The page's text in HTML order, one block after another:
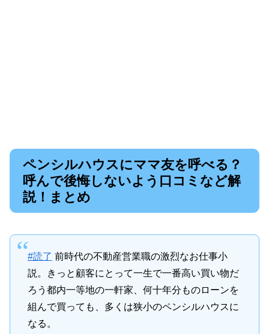
ペンシルハウスにママ友を呼べる？
呼んで後悔しないよう口コミなど解
説！まとめ
#読了 前時代の不動産営業職の激烈なお仕事小
説。きっと顧客にとって一生で一番高い買い物だ
ろう都内一等地の一軒家、何十年分ものローンを
組んで買っても、多くは狭小のペンシルハウスに
なる。